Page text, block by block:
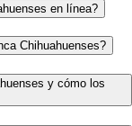
en línea?
Chihuahuenses?
y cómo los